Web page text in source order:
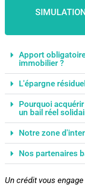
Apport
immobilier ?
L'épargne
Pourquoi
un bail réel
Notre zone
Nos partenaires
Un crédit vous